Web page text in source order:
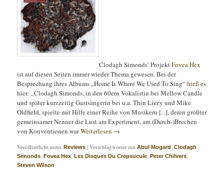
Clodagh Simonds’ ProjektFovea Hex
ist auf diesen Seiten immer wieder Thema gewesen. Bei der
Besprechung ihres Albums „Home Is Where We Used To Sing“hieß es
hier: „Clodagh Simonds, in den 60ern Vokalistin bei Mellow Candle
und später kurzzeitig Gastsängerin bei u.a. Thin Lizzy und Mike
Oldfield, spielte mit Hilfe einer Reihe von Musikern [...], deren größter
gemeinsamer Nenner die Lust am Experiment, am (Durch-)Brechen
von Konventionen warWeiterlesen →
Veröffentlicht unter Reviews |Verschlagwortet mit Abul Mogard ,Clodagh
Simonds ,Fovea Hex ,Les Disques Du Crepsucule ,Peter Chilvers
Steven Wilson